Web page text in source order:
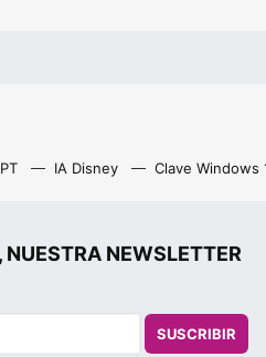
IA Disney Clave Windows
NEWSLETTER
SUSCRIBIR